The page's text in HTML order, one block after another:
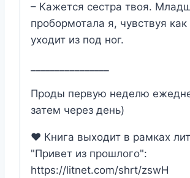
– Кажется сестра твоя.
пробормотала я, чувствуя как
уходит из под ног.
Проды первую неделю
затем через день)
❤️ Книга выходит в рамках
"Привет из прошлого":
https://litnet.com/shrt/zswH